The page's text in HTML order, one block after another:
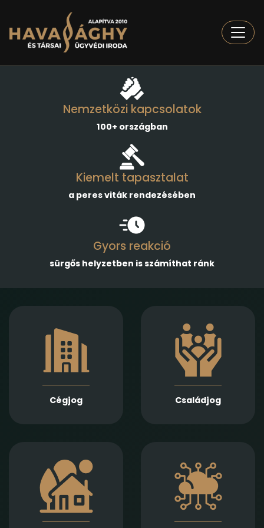
Nemzetközi kapcsolatok
100+ országban
Kiemelt tapasztalat
a peres viták rendezésében
Gyors reakció
sürgős helyzetben is számíthat ránk
Cégjog
módosításában és
átalakulásában
biztosítunk teljes körű
szolgáltatást
Jogi képviseletet
vállalunk
végelszámolás, csőd-
Családjog
megalapozott jogi
támogatást nyújtunk
házassági bontóper,
vagyonmegosztás,
tartásdíj,
gyermekelhelyezés,
szülői felügyelet,
apasági vélelem,
Ingatlan adásvétel,
ajándékozás, bérlet,
fejlesztés és
beruházási
szerződések szakértő
jogi előkészítését és
technológiai
szerződések,
adatvédelmi és
szoftverjogi kérdések,
AI -val kapcsolatos
problémák gyors és